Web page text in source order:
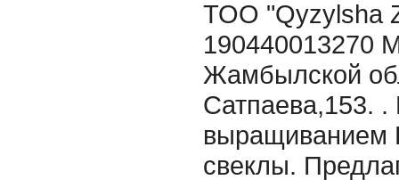
TOO "Qyzylsha
190440013270
Жамбылской
Сатпаева,153. .
выращиванием
свеклы.